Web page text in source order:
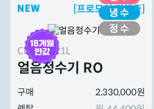
[프로모션 진행중]
CHPI-7521L
얼음정수기 RO
구매
2,330,000원